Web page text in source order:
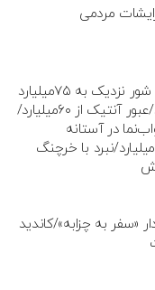
مردمی
جیمز باند ۱۱۴میلیارد/زنده شور نزدیک به ۷۵میلیارد
و استخر در مرز ۷۰میلیارد/عبور آنتیک از ۶۰میلیارد/
خواب‌نما در آستانه
۵میلیارد/لباس شخصی ۳میلیارد/نبرد با خرچنگ
«سفر به چزابه»/کاندید